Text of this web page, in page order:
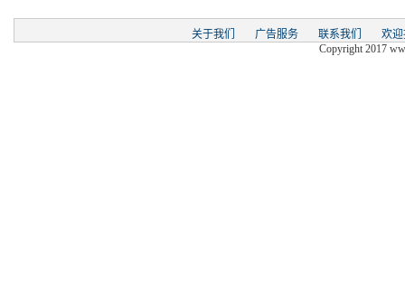
关于我们 广告服务 联系我们
欢
Copyright 2017